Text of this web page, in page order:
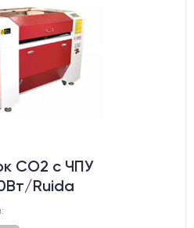
CO2 c ЧПУ
Ruida